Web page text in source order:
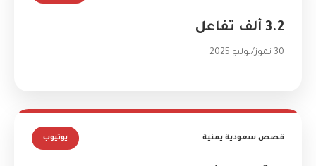
3.2 ألف تفاعل
30 تموز/يوليو 2025
قصص سعودية يمنية يوتيوب